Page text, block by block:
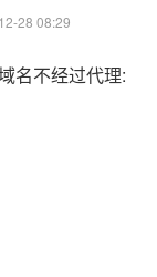
28 08:29
名不经过代理: